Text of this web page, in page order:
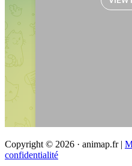
Copyright © 2026 · animap.fr |
confidentialité